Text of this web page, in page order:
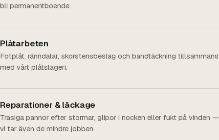
bli permanentboende.
Plåtarbeten
Fotplåt, ränndalar, skorstensbeslag och bandtäckning tillsammans
med vårt plåtslageri.
Reparationer & läckage
Trasiga pannor efter stormar, glipor i nocken eller fukt på vinden —
vi tar även de mindre jobben.